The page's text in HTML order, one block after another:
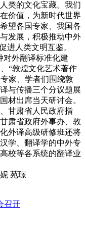
类的文化宝藏。我们
价值，为新时代世界
望各国专家、我国各
发展，积极推动中外
进人类文明互鉴。
外翻译标准化建
“敦煌文化艺术著作
家、学者们围绕敦
与传播三个分议题展
材出席当天研讨会。
甘肃省人民政府指
肃省政府外事办、敦
外译高级研修班还将
学、翻译学的中外专
校等各系统的翻译业
苑璟
召开